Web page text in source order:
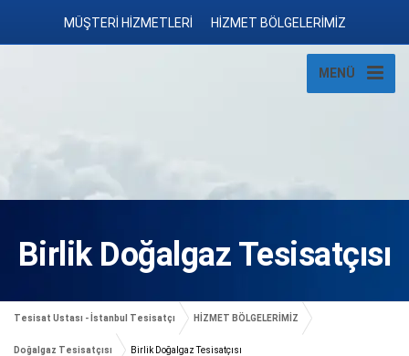
MÜŞTERİ HİZMETLERİ HİZMET BÖLGELERİMİZ
MENÜ
Birlik Doğalgaz Tesisatçısı
Tesisat Ustası - İstanbul Tesisatçı HİZMET BÖLGELERİMİZ
Doğalgaz Tesisatçısı Birlik Doğalgaz Tesisatçısı